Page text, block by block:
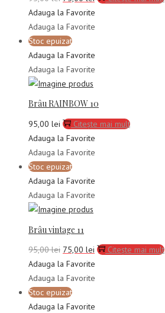
inițial
a
fost:
95,00 lei.
curent
este:
Adauga la Favorite
Adauga la Favorite
Stoc epuizat
Adauga la Favorite
Adauga la Favorite
Brâu RAINBOW 10
95,00 lei
Citește mai mult
Adauga la Favorite
Adauga la Favorite
Stoc epuizat
Adauga la Favorite
Adauga la Favorite
Brâu vintage 11
95,00lei Prețul
inițial
a
fost:
95,00 lei.
75,00 lei Prețul
curent
este:
Citește mai mult
Adauga la Favorite
Adauga la Favorite
Stoc epuizat
Adauga la Favorite